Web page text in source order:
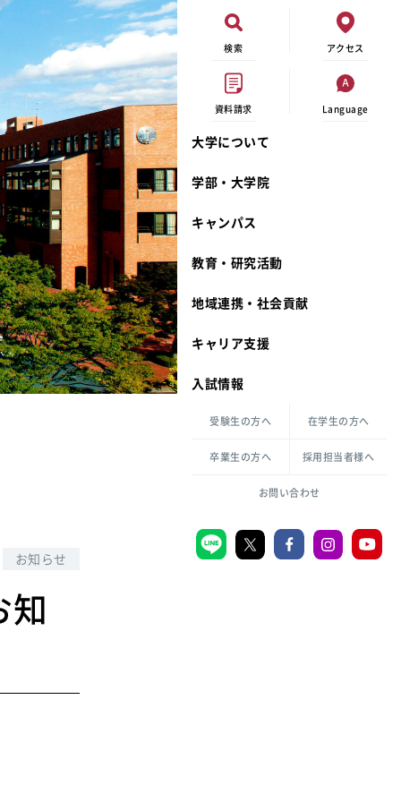
検索 アクセス
資料請求 Language
大学について
宮城学院 校歌
礼拝堂
カリキュラム・ポリシー
倫理憲章
ハラスメントの防止
共生のための多様性宣言
学部・大学院
生活文化デザイン学科
一般教育課程
キャンパス
奨学金
大学祭
キャンパスメンバーズ
教職センター
学芸員課程
図書館司書課程
教育・研究活動動物実験に関する情報公開
キリスト教文化研究所
生活環境科学研究所
地域連携・社会貢献
カリキュラム・入室方法
キャリア支援
入試情報
受験生の方へ 在学生の方へ
卒業生の方へ 採用担当者様へ
お問い合わせ
お知らせ
知